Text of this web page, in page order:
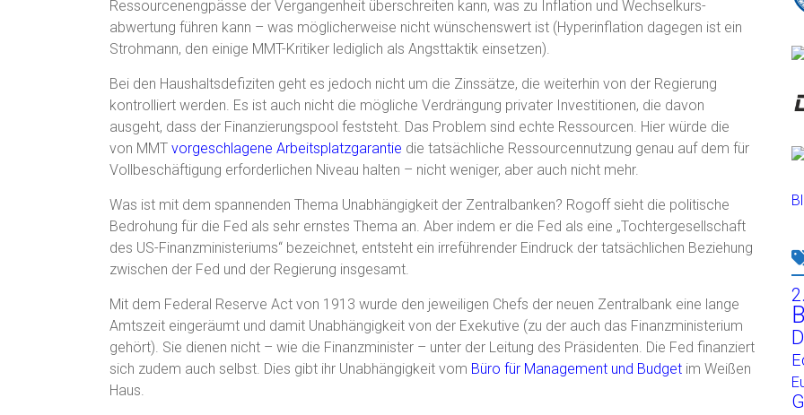
Ressourcenengpässe der Vergangenheit überschreiten kann, was zu Inflation und Wechselkurs-
abwertung führen kann – was möglicherweise nicht wünschenswert ist (Hyperinflation dagegen ist ein
Strohmann, den einige MMT-Kritiker lediglich als Angsttaktik einsetzen).
Bei den Haushaltsdefiziten geht es jedoch nicht um die Zinssätze, die weiterhin von der Regierung
kontrolliert werden. Es ist auch nicht die mögliche Verdrängung privater Investitionen, die davon
ausgeht, dass der Finanzierungspool feststeht. Das Problem sind echte Ressourcen. Hier würde die
von MMT vorgeschlagene Arbeitsplatzgarantie die tatsächliche Ressourcennutzung genau auf dem für
Vollbeschäftigung erforderlichen Niveau halten – nicht weniger, aber auch nicht mehr.
Was ist mit dem spannenden Thema Unabhängigkeit der Zentralbanken? Rogoff sieht die politische
Bedrohung für die Fed als sehr ernstes Thema an. Aber indem er die Fed als eine „Tochtergesellschaft
des US-Finanzministeriums“ bezeichnet, entsteht ein irreführender Eindruck der tatsächlichen Beziehung
zwischen der Fed und der Regierung insgesamt.
Mit dem Federal Reserve Act von 1913 wurde den jeweiligen Chefs der neuen Zentralbank eine lange
Amtszeit eingeräumt und damit Unabhängigkeit von der Exekutive (zu der auch das Finanzministerium
gehört). Sie dienen nicht – wie die Finanzminister – unter der Leitung des Präsidenten. Die Fed finanziert
sich zudem auch selbst. Dies gibt ihr Unabhängigkeit vom Büro für Management und Budget im Weißen
Haus.